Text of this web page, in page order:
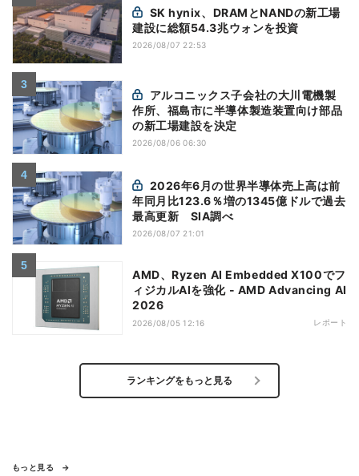
建設に総額54.3兆ウォンを投資
2026/08/07 22:53
作所、福島市に半導体製造装置向け部品
の新工場建設を決定
2026/08/06 06:30
年同月比123.6％増の1345億ドルで過去
最高更新 SIA調べ
2026/08/07 21:01
AMD、Ryzen AI Embedded X100でフ
ィジカルAIを強化 - AMD Advancing AI
2026
2026/08/05 12:16 レポート
ランキングをもっと見る
もっと見る